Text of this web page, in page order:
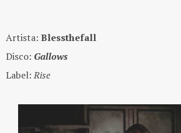
Artista: Blessthefall
Disco: Gallows
Label: Rise